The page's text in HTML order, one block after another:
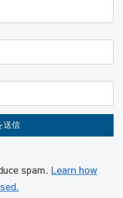
spam. Learn how